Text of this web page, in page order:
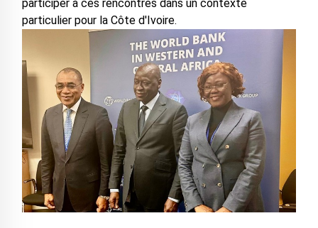
participer à ces rencontres dans un contexte
particulier pour la Côte d'Ivoire.